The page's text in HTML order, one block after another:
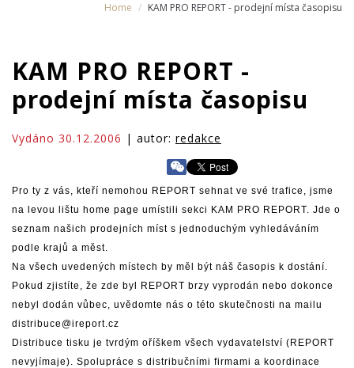
Home KAM PRO REPORT - prodejní místa časopisu
KAM PRO REPORT -
prodejní místa časopisu
Vydáno 30.12.2006 | autor: redakce
Pro ty z vás, kteří nemohou REPORT sehnat ve své trafice, jsme
na levou lištu home page umístili sekci KAM PRO REPORT. Jde o
seznam našich prodejních míst s jednoduchým vyhledáváním
podle krajů a měst.
Na všech uvedených místech by měl být náš časopis k dostání.
Pokud zjistíte, že zde byl REPORT brzy vyprodán nebo dokonce
nebyl dodán vůbec, uvědomte nás o této skutečnosti na mailu
distribuce@ireport.cz
Distribuce tisku je tvrdým oříškem všech vydavatelství (REPORT
nevyjímaje). Spolupráce s distribučními firmami a koordinace